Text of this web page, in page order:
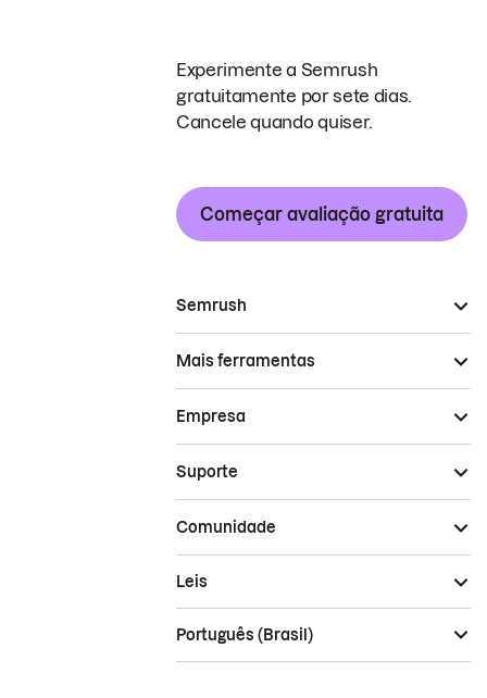
Experimente a Semrush
gratuitamente por sete dias.
Cancele quando quiser.
Começar avaliação gratuita
Semrush
Mais ferramentas
Empresa
Suporte
Comunidade
Leis
Português (Brasil)